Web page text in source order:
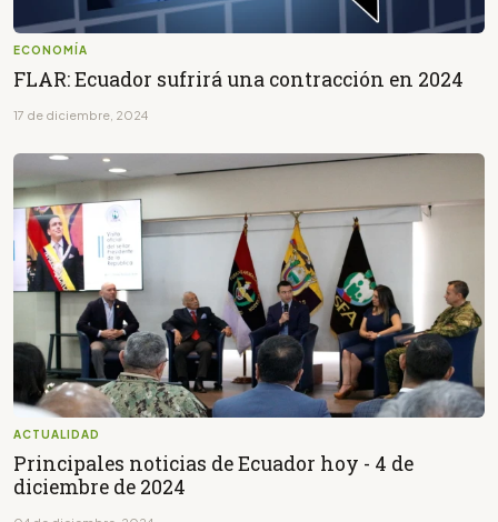
ECONOMÍA
FLAR: Ecuador sufrirá una contracción en 2024
17 de diciembre, 2024
ACTUALIDAD
Principales noticias de Ecuador hoy - 4 de
diciembre de 2024